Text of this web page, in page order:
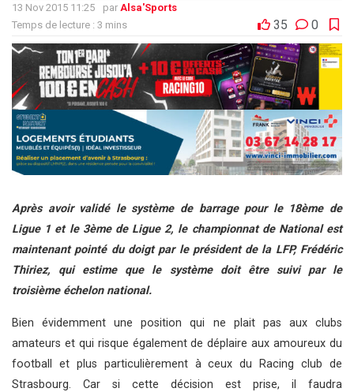
13 Nov 2015 11:25 par Alsa'Sports
Temps de lecture : 3 mins
35 0
Après avoir validé le système de barrage pour le 18ème de
Ligue 1 et le 3ème de Ligue 2, le championnat de National est
maintenant pointé du doigt par le président de la LFP, Frédéric
Thiriez, qui estime que le système doit être suivi par le
troisième échelon national.
Bien évidemment une position qui ne plait pas aux clubs
amateurs et qui risque également de déplaire aux amoureux du
football et plus particulièrement à ceux du Racing club de
Strasbourg. Car si cette décision est prise, il faudra